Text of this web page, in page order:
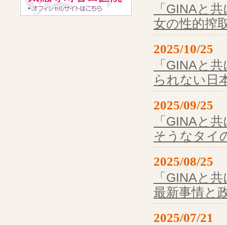
「GINAと
女の性的搾
2025/10/25
「GINAと
られない日
2025/09/25
「GINAと
そうなタイ
2025/08/25
「GINAと
最新事情と
2025/07/21